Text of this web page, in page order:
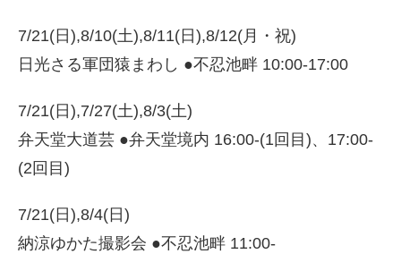
7/21(日),8/10(土),8/11(日),8/12(月・祝)
日光さる軍団猿まわし ●不忍池畔 10:00-17:00
7/21(日),7/27(土),8/3(土)
弁天堂大道芸 ●弁天堂境内 16:00-(1回目)、17:00-
(2回目)
7/21(日),8/4(日)
納涼ゆかた撮影会 ●不忍池畔 11:00-